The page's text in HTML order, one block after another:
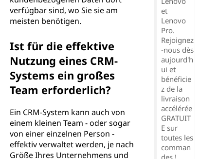
verfügbar sind, wo Sie sie am
meisten benötigen.
Ist für die effektive
Nutzung eines CRM-
Systems ein großes
Team erforderlich?
Ein CRM-System kann auch von
einem kleinen Team - oder sogar
von einer einzelnen Person -
effektiv verwaltet werden, je nach
Größe Ihres Unternehmens und
et
Lenovo
Pro.
Rejoignez
-nous dès
aujourd'h
ui et
bénéficie
z de la
livraison
accélérée
GRATUIT
E sur
toutes les
comman
des !